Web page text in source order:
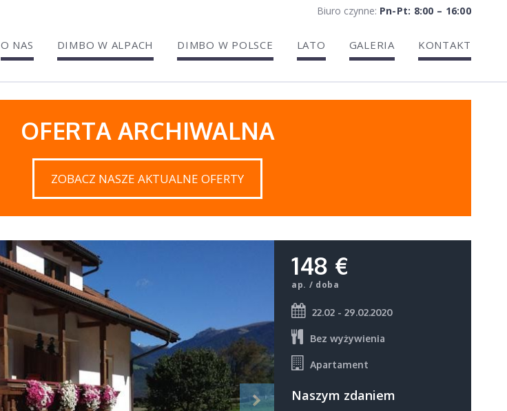
Biuro czynne: Pn-Pt: 8:00 – 16:00
O NAS DIMBO W ALPACH DIMBO W POLSCE LATO GALERIA KONTAKT
OFERTA ARCHIWALNA
ZOBACZ NASZE AKTUALNE OFERTY
148 €
ap. / doba
22.02 - 29.02.2020
Bez wyżywienia
Apartament
Naszym zdaniem